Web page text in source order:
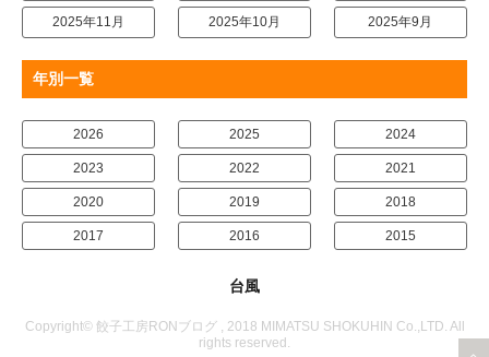
2025年11月 2025年10月 2025年9月
年別一覧
2026 2025 2024
2023 2022 2021
2020 2019 2018
2017 2016 2015
台風
Copyright© 餃子工房RONブログ , 2018 MIMATSU SHOKUHIN Co.,LTD. All
rights reserved.